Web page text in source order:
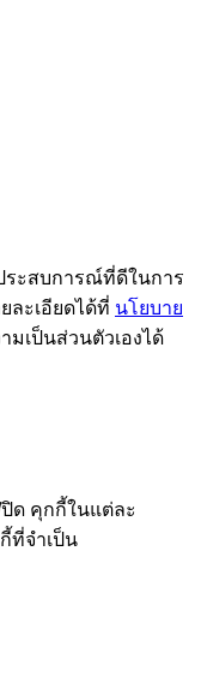
ระสบการณ์ที่ดีในการ
ะเอียดได้ที่ นโยบาย
มเป็นส่วนตัวเองได้
ด คุกกี้ในแต่ละ
ที่จำเป็น